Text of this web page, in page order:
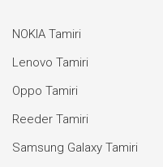
NOKIA Tamiri
Lenovo Tamiri
Oppo Tamiri
Reeder Tamiri
Samsung Galaxy Tamiri